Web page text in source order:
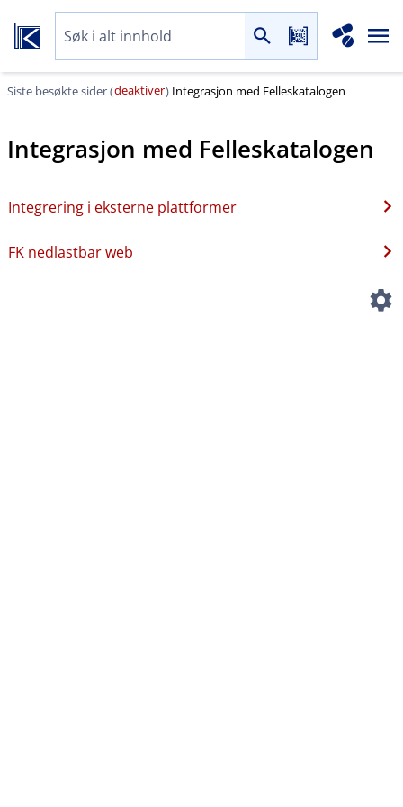
Siste besøkte sider (deaktiver) Integrasjon med Felleskatalogen
Integrasjon med Felleskatalogen
Integrering i eksterne plattformer
FK nedlastbar web